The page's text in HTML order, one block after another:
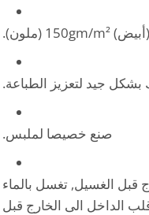
جيد لتعزيز الطباعة.
صنع خصيصا لملبس.
قبل الغسيل, تغسل بالماء
قلب الداخل الى الخارج قبل